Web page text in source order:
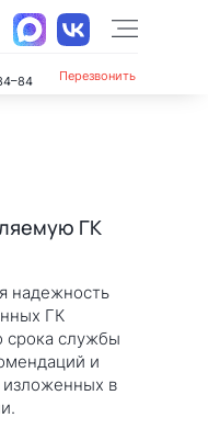
Перезвонить
ГК
надежность
ГК
срока службы
и
изложенных в